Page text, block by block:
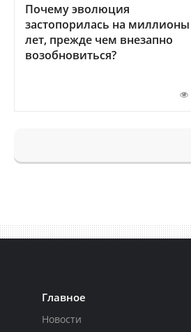
Почему эволюция
застопорилась на миллионы
лет, прежде чем внезапно
возобновиться?
Главное
Новости